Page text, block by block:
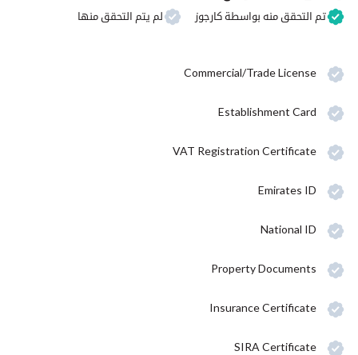
تم التحقق منه بواسطة كارجوز لم يتم التحقق منها
Commercial/Trade License
Establishment Card
VAT Registration Certificate
Emirates ID
National ID
Property Documents
Insurance Certificate
SIRA Certificate